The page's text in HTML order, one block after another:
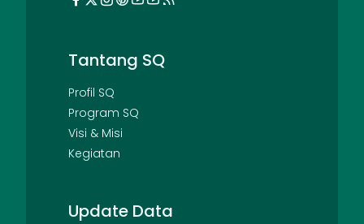
Tantang SQ
Profil SQ
Program SQ
Visi & Misi
Kegiatan
Update Data